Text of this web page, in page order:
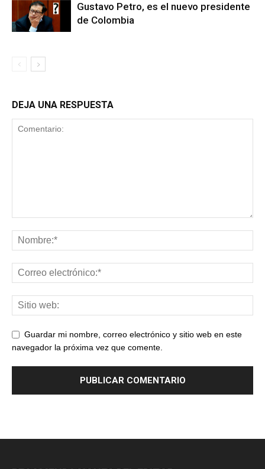
Gustavo Petro, es el nuevo presidente
de Colombia
DEJA UNA RESPUESTA
Guardar mi nombre, correo electrónico y sitio web en este
navegador la próxima vez que comente.